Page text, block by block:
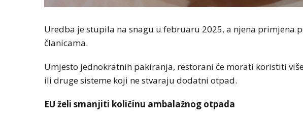
Uredba je stupila na snagu u februaru 2025, a njena primjena
članicama.
Umjesto jednokratnih pakiranja, restorani će morati koristiti
ili druge sisteme koji ne stvaraju dodatni otpad.
EU želi smanjiti količinu ambalažnog otpada